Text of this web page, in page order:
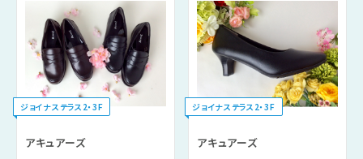
ジョイナステラス2・3F
アキュアーズ
ジョイナステラス2・3F
アキュアーズ